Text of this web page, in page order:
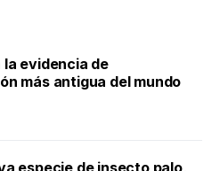
la evidencia de
más antigua del mundo
especie de insecto palo,